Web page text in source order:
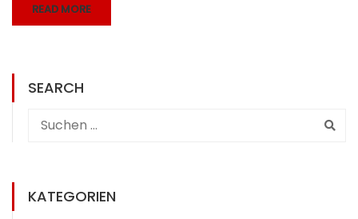
READ MORE
SEARCH
KATEGORIEN